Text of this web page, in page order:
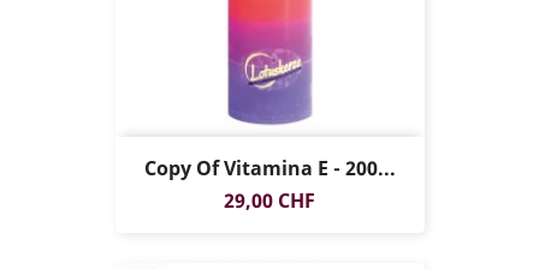
Copy Of Vitamina E - 200...
Prezzo
29,00 CHF